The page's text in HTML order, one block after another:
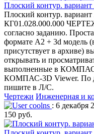
Плоский контур.
Плоский контур.
КГ01.028.000.000
согласно заданию.
формате А2 + 3d модель
присутствует в
открывать и
выполненные в
КОМПАС-3D Viewer. По
пишите в Л/С.
Чертежи Инженерная и
coolns : 6 декабря
150 руб.